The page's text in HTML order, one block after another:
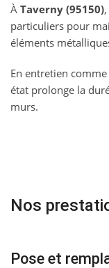
À Taverny (95150)
particuliers pour
éléments
En entretien
état prolonge la
murs.
Nos
Pose et